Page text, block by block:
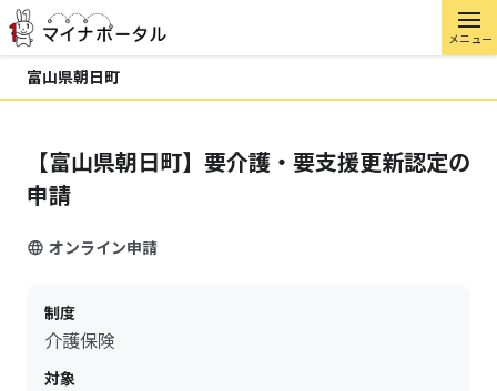
メニュー
富山県朝日町
【富山県朝日町】要介護・要支援更新認定の
申請
オンライン申請
制度
介護保険
対象